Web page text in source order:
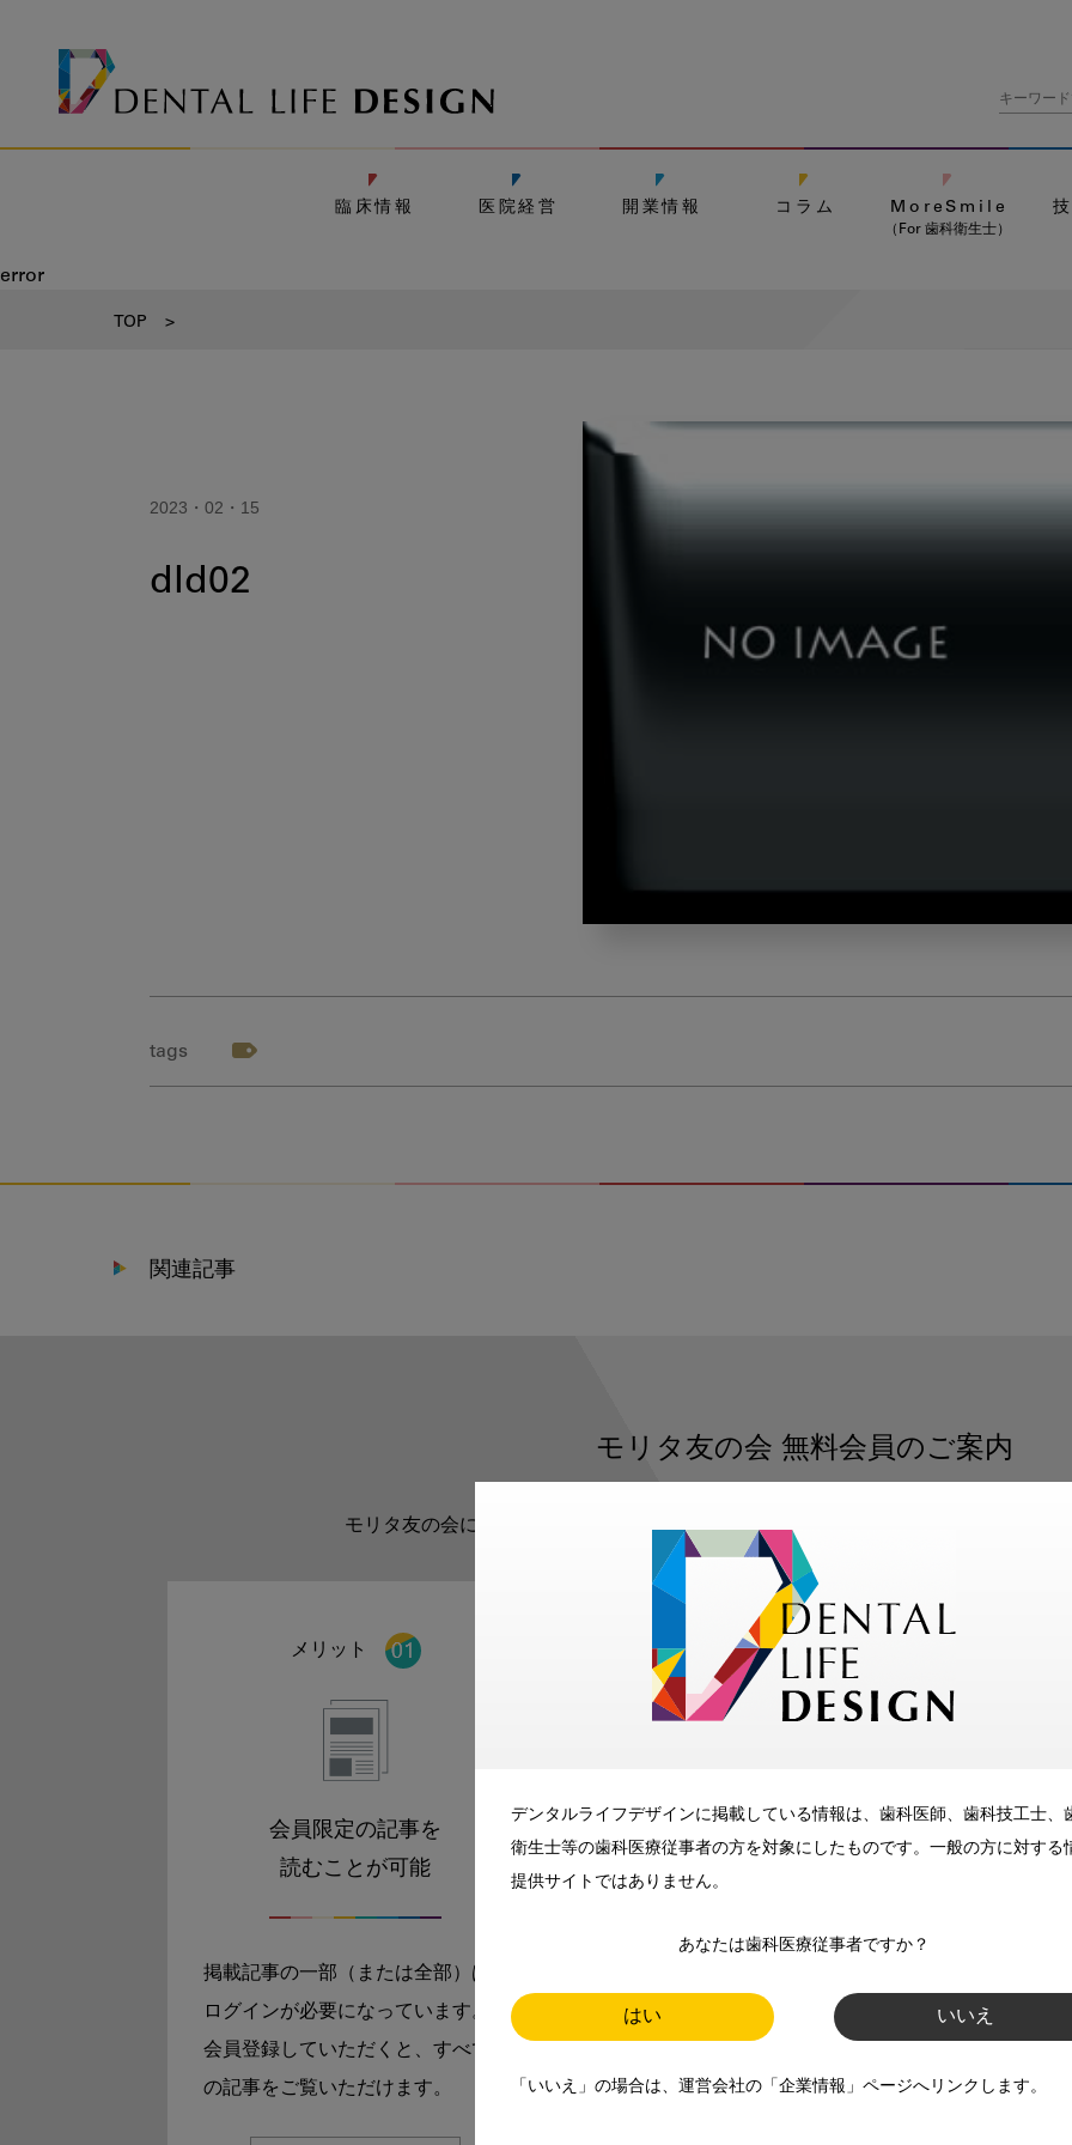
デンタルライフデザインに掲載している情報は、歯科医師、歯科技工士、
衛生士等の歯科医療従事者の方を対象にしたものです。一般の方に対する
提供サイトではありません。
あなたは歯科医療従事者ですか？
はい いいえ
「いいえ」の場合は、運営会社の「企業情報」ページへリンクします。
臨床情報 医院経営 開業情報 コラム MoreSmile
（For 歯科衛生士）
error
TOP >
2023・02・15
dld02
tags
関連記事
モリタ友の会 無料会員のご案内
モリタ友の会に登録いただくと、デンタルライフデザインをもっと便利にご利用い
メリット
会員限定の記事を
読むことが可能
掲載記事の一部（または全部）は
ログインが必要になっています。
会員登録していただくと、すべて
の記事をご覧いただけます。
メリット
メールマガジンでお届け
師、歯科衛生士、歯科技工士）に
お届けします。